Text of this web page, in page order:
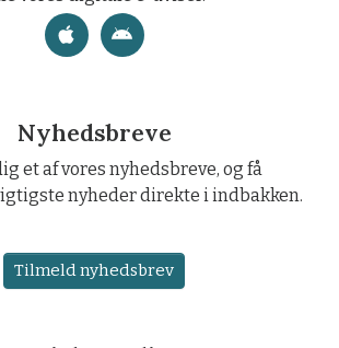
Nyhedsbreve
et af vores nyhedsbreve, og få
nyheder direkte i indbakken.
Tilmeld nyhedsbrev